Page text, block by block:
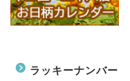
ラッキーナンバー